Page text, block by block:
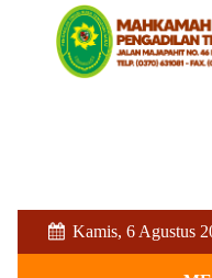
Kamis, 6 Agustus